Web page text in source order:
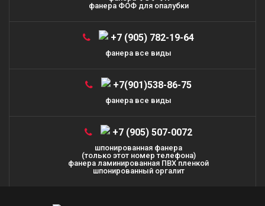
фанера ФОФ для опалубки
+7 (905) 782-19-64
фанера все виды
+7(901)538-86-75
фанера все виды
+7 (905) 507-0072
шпонированная фанера
(только этот номер телефона)
фанера ламинированная ПВХ пленкой
шпонированный оргалит